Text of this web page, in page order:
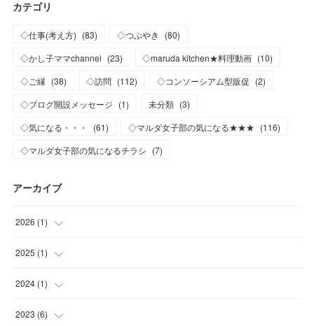
カテゴリ
◇仕事(考え方) (83) ◇つぶやき (80)
◇かし子ママchannel (23) ◇maruda kitchen★料理動画 (10)
◇ご縁 (38) ◇訪問 (112) ◇コンソーシアム型販促 (2)
◇ブログ開設メッセージ (1) 未分類 (3)
◇気になる・・・
(61) ◇マルダ女子部の気になる★★★ (116)
◇マルダ女子部の気になるチラシ (7)
アーカイブ
2026 (1)
( )
2025 (1)
( )
2024 (1)
( )
2023 (6)